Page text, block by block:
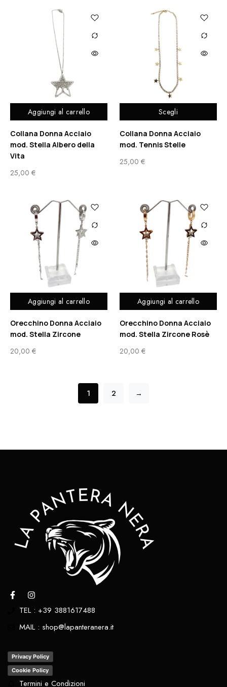
Aggiungi al carrello
Collana Donna Acciaio
mod. Stella Albero della
Vita
25,00 €
Scegli
Collana Donna Acciaio
mod. Tennis Stelle
25,00 €
Aggiungi al carrello
Orecchino Donna Acciaio
mod. Stella Zircone
20,00 €
Aggiungi al carrello
Orecchino Donna Acciaio
mod. Stella Zircone Rosè
20,00 €
1 2 →
TEL : +39 3881617488
MAIL : shop@lapanteranera.it
Privacy Policy
Cookie Policy
Termini e Condizioni